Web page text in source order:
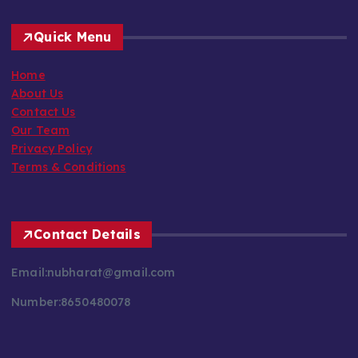
Quick Menu
Home
About Us
Contact Us
Our Team
Privacy Policy
Terms & Conditions
Contact Details
Email:nubharat@gmail.com
Number:8650480078